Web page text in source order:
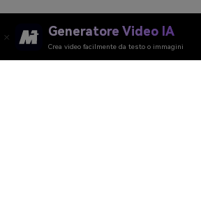
Generatore Video IA
Crea video facilmente da testo o immagini